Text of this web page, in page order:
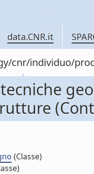
data.CNR.it
cnr/individuo/
tecniche
(Classe)